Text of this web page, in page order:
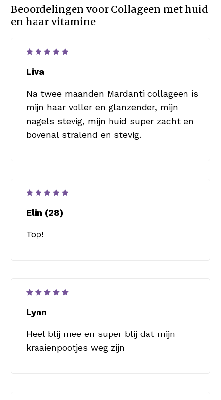
Beoordelingen voor Collageen met huid
en haar vitamine
5uit 5
Liva
Na twee maanden Mardanti collageen is
mijn haar voller en glanzender, mijn
nagels stevig, mijn huid super zacht en
bovenal stralend en stevig.
5uit 5
Elin (28)
Top!
5Lynn
Heel blij mee en super blij dat mijn
kraaienpootjes weg zijn